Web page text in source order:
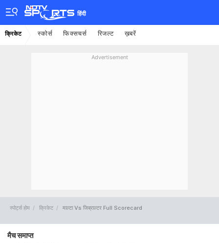
हिंदी
क्रिकेट स्कोर्स फिक्सचर्स रिजल्ट ख़बरें
Advertisement
स्पोर्ट्स होम क्रिकेट माल्टा Vs जिब्राल्टर Full Scorecard
मैच समाप्त